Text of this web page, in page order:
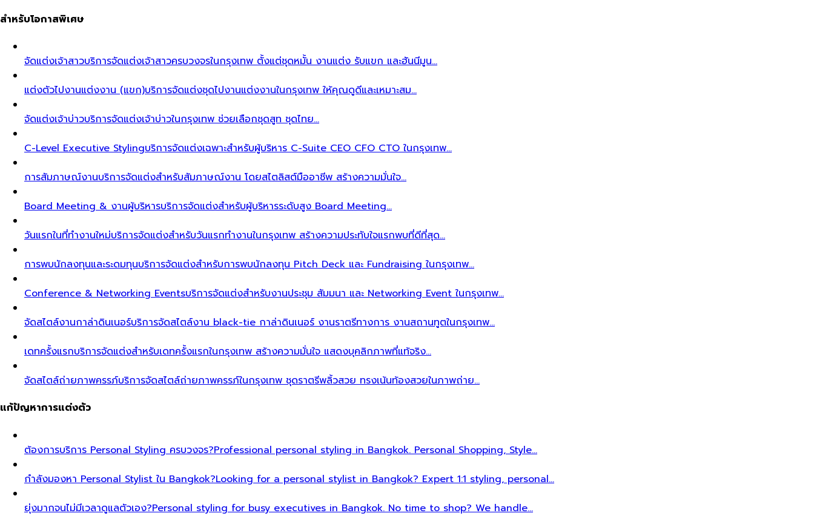
สำหรับโอกาสพิเศษ
จัดแต่งเจ้าสาวบริการจัดแต่งเจ้าสาวครบวงจรในกรุงเทพ ตั้งแต่ชุดหมั้น งานแต่ง รับแขก และฮันนีมูน…
แต่งตัวไปงานแต่งงาน (แขก)บริการจัดแต่งชุดไปงานแต่งงานในกรุงเทพ ให้คุณดูดีและเหมาะสม…
จัดแต่งเจ้าบ่าวบริการจัดแต่งเจ้าบ่าวในกรุงเทพ ช่วยเลือกชุดสูท ชุดไทย…
C-Level Executive Stylingบริการจัดแต่งเฉพาะสำหรับผู้บริหาร C-Suite CEO CFO CTO ในกรุงเทพ…
การสัมภาษณ์งานบริการจัดแต่งสำหรับสัมภาษณ์งาน โดยสไตลิสต์มืออาชีพ สร้างความมั่นใจ…
Board Meeting & งานผู้บริหารบริการจัดแต่งสำหรับผู้บริหารระดับสูง Board Meeting…
วันแรกในที่ทำงานใหม่บริการจัดแต่งสำหรับวันแรกทำงานในกรุงเทพ สร้างความประทับใจแรกพบที่ดีที่สุด…
การพบนักลงทุนและระดมทุนบริการจัดแต่งสำหรับการพบนักลงทุน Pitch Deck และ Fundraising ในกรุงเทพ…
Conference & Networking Eventsบริการจัดแต่งสำหรับงานประชุม สัมมนา และ Networking Event ในกรุงเทพ…
จัดสไตล์งานกาล่าดินเนอร์บริการจัดสไตล์งาน black-tie กาล่าดินเนอร์ งานราตรีทางการ งานสถานทูตในกรุงเทพ…
เดทครั้งแรกบริการจัดแต่งสำหรับเดทครั้งแรกในกรุงเทพ สร้างความมั่นใจ แสดงบุคลิกภาพที่แท้จริง…
จัดสไตล์ถ่ายภาพครรภ์บริการจัดสไตล์ถ่ายภาพครรภ์ในกรุงเทพ ชุดราตรีพลิ้วสวย ทรงเน้นท้องสวยในภาพถ่าย…
แก้ปัญหาการแต่งตัว
ต้องการบริการ Personal Styling ครบวงจร?Professional personal styling in Bangkok. Personal Shopping, Style…
กำลังมองหา Personal Stylist ใน Bangkok?Looking for a personal stylist in Bangkok? Expert 1:1 styling, personal…
ยุ่งมากจนไม่มีเวลาดูแลตัวเอง?Personal styling for busy executives in Bangkok. No time to shop? We handle…